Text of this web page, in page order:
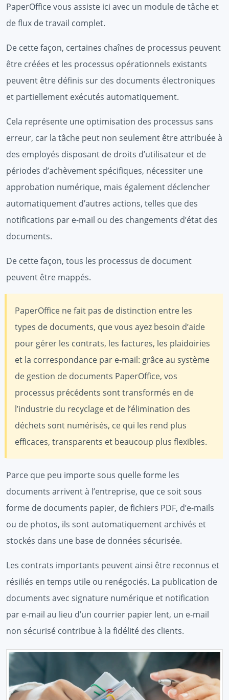
PaperOffice vous assiste ici avec un module de tâche et
de flux de travail complet.
De cette façon, certaines chaînes de processus peuvent
être créées et les processus opérationnels existants
peuvent être définis sur des documents électroniques
et partiellement exécutés automatiquement.
Cela représente une optimisation des processus sans
erreur, car la tâche peut non seulement être attribuée à
des employés disposant de droits d’utilisateur et de
périodes d’achèvement spécifiques, nécessiter une
approbation numérique, mais également déclencher
automatiquement d’autres actions, telles que des
notifications par e-mail ou des changements d’état des
documents.
De cette façon, tous les processus de document
peuvent être mappés.
PaperOffice ne fait pas de distinction entre les
types de documents, que vous ayez besoin d’aide
pour gérer les contrats, les factures, les plaidoiries
et la correspondance par e-mail: grâce au système
de gestion de documents PaperOffice, vos
processus précédents sont transformés en de
l’industrie du recyclage et de l’élimination des
déchets sont numérisés, ce qui les rend plus
efficaces, transparents et beaucoup plus flexibles.
Parce que peu importe sous quelle forme les
documents arrivent à l’entreprise, que ce soit sous
forme de documents papier, de fichiers PDF, d’e-mails
ou de photos, ils sont automatiquement archivés et
stockés dans une base de données sécurisée.
Les contrats importants peuvent ainsi être reconnus et
résiliés en temps utile ou renégociés. La publication de
documents avec signature numérique et notification
par e-mail au lieu d’un courrier papier lent, un e-mail
non sécurisé contribue à la fidélité des clients.